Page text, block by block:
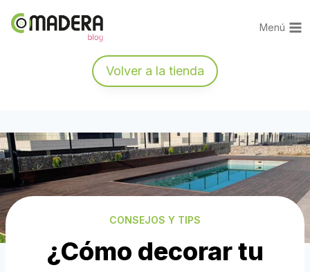
Menú
Volver a la tienda
CONSEJOS Y TIPS
¿Cómo decorar tu